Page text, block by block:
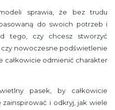
sprawia, że bez trudu
do swoich potrzeb i
tego, czy chcesz stworzyć
nowoczesne podświetlenie
całkowicie odmienić charakter
pasek, by całkowicie
zainspirować i odkryj, jak wiele